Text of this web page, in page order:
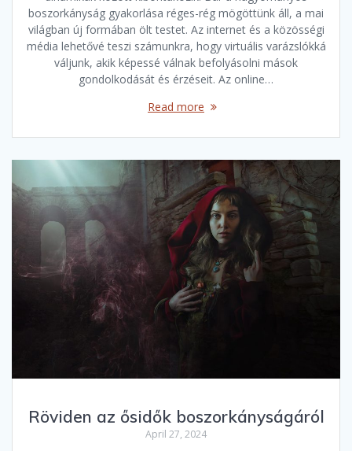
boszorkányság gyakorlása réges-rég mögöttünk áll, a mai
világban új formában ölt testet. Az internet és a közösségi
média lehetővé teszi számunkra, hogy virtuális varázslókká
váljunk, akik képessé válnak befolyásolni mások
gondolkodását és érzéseit. Az online…
Read more
Röviden az ősidők boszorkányságáról
April 27, 2024